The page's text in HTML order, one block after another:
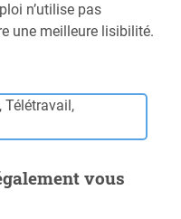
n’utilise pas
une meilleure lisibilité.
vous